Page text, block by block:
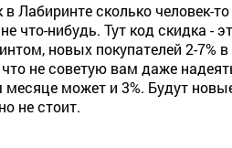
в Лабиринте сколько человек-
что-нибудь. Тут код скидка -
новых покупателей 2-7%
не советую вам даже
может и 3%. Будут
не стоит.